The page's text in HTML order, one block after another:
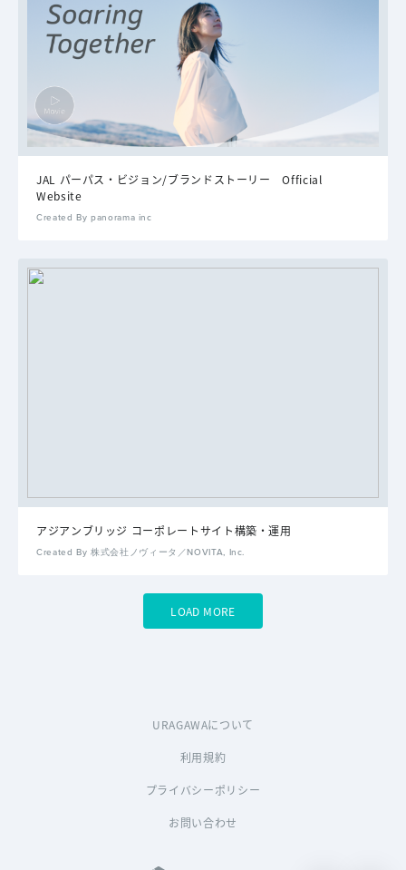
JAL パーパス・ビジョン/ブランドストーリー Official
Website
Created By panorama inc
アジアンブリッジ コーポレートサイト構築・運用
Created By 株式会社ノヴィータ／NOVITA, Inc.
LOAD MORE
URAGAWAについて
利用規約
プライバシーポリシー
お問い合わせ